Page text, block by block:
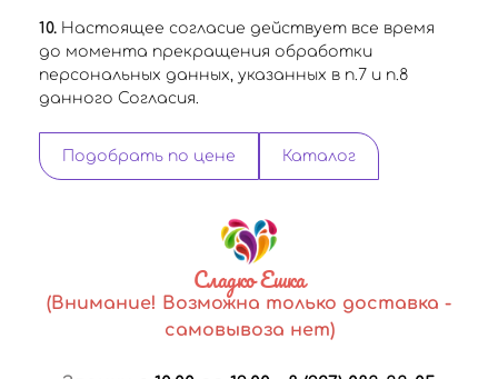
10. Настоящее согласие действует все время
до момента прекращения обработки
персональных данных, указанных в п.7 и п.8
данного Согласия.
Подобрать по цене Каталог
Сладко Ешка
(Внимание! Возможна только доставка -
самовывоза нет)